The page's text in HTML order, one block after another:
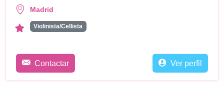
Madrid
Violinista/Cellista
Contactar Ver perfil